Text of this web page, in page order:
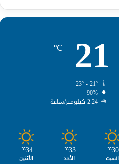
21
℃
90%
2.24 كيلومتر/ساعة
30
℃
السبت
33
℃
الأحد
34
℃
الأثنين